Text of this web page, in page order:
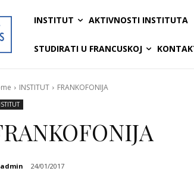
INSTITUT AKTIVNOSTI INSTITUTA
STUDIRATI U FRANCUSKOJ
INSTITUT FRANKOFONIJA
admin 24/01/2017